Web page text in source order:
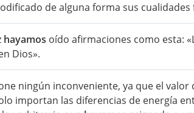
de alguna forma sus cualidades
hayamos oído afirmaciones como esta:
Dios».
ningún inconveniente, ya que el valor
importan las diferencias de energía